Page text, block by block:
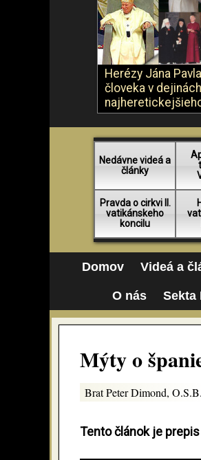
Herézy Jána
človeka v
Nedávne videá a
články
Pravda o cirkvi II.
vatikánskeho
koncilu
Domov Videá a
O nás Sekta
Mýty o
Brat Peter Dimond, O.S.B.
Tento článok je